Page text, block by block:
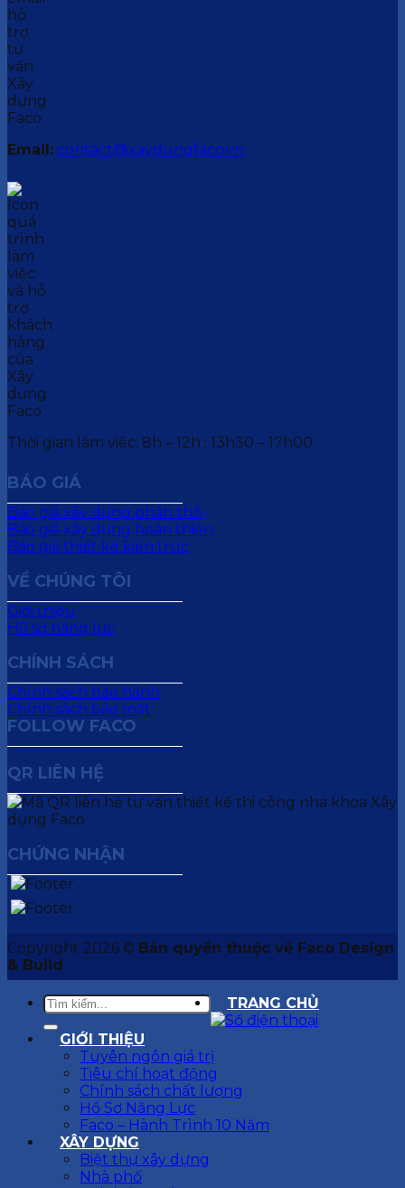
Email: contact@xaydungfaco.vn
Thời gian làm việc: 8h – 12h ; 13h30 – 17h00
BÁO GIÁ
Báo giá xây dựng phần thô
Báo giá xây dựng hoàn thiện
Báo giá thiết kế kiến trúc
VỀ CHÚNG TÔI
Giới thiệu
Hồ sơ năng lực
CHÍNH SÁCH
Chính sách bảo hành
Chính sách bảo mật
FOLLOW FACO
QR LIÊN HỆ
CHỨNG NHẬN
Copyright 2026 © Bản quyền thuộc về Faco Design
& Build
TRANG CHỦ
GIỚI THIỆU
Tuyên ngôn giá trị
Tiêu chí hoạt động
Chính sách chất lượng
Hồ Sơ Năng Lực
Faco – Hành Trình 10 Năm
XÂY DỰNG
Biệt thự xây dựng
Nhà phố